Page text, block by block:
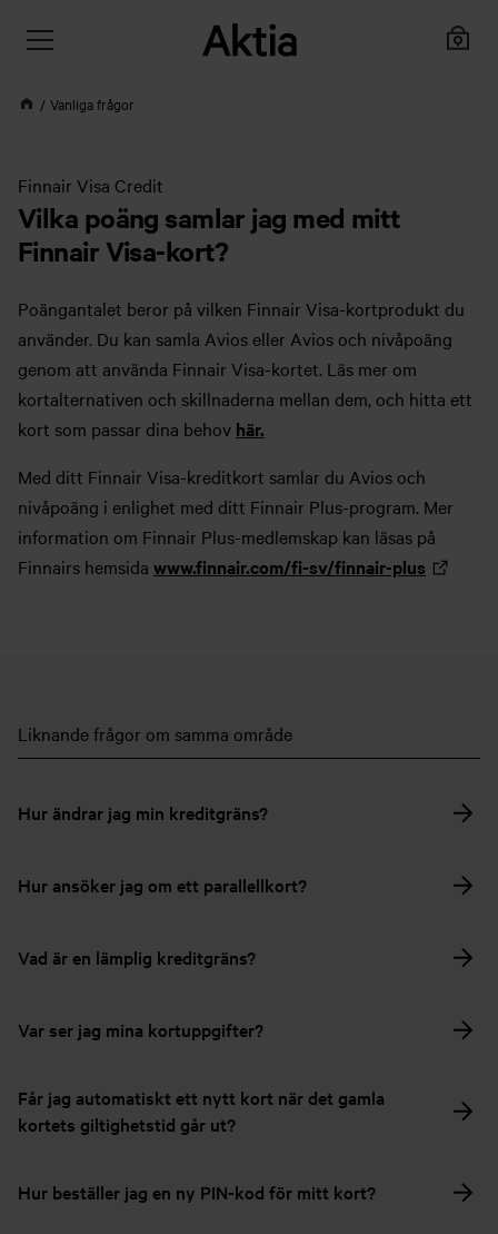
Vanliga frågor
Finnair Visa Credit
Vilka poäng samlar jag med mitt
Finnair Visa-kort?
Poängantalet beror på vilken Finnair Visa-kortprodukt du
använder. Du kan samla Avios eller Avios och nivåpoäng
genom att använda Finnair Visa-kortet. Läs mer om
kortalternativen och skillnaderna mellan dem, och hitta ett
kort som passar dina behov här.
Med ditt Finnair Visa-kreditkort samlar du Avios och
nivåpoäng i enlighet med ditt Finnair Plus-program. Mer
information om Finnair Plus-medlemskap kan läsas på
Finnairs hemsida www.finnair.com/fi-sv/finnair-plus
Liknande frågor om samma område
Hur ändrar jag min kreditgräns?
Hur ansöker jag om ett parallellkort?
Vad är en lämplig kreditgräns?
Var ser jag mina kortuppgifter?
Får jag automatiskt ett nytt kort när det gamla
kortets giltighetstid går ut?
Hur beställer jag en ny PIN-kod för mitt kort?